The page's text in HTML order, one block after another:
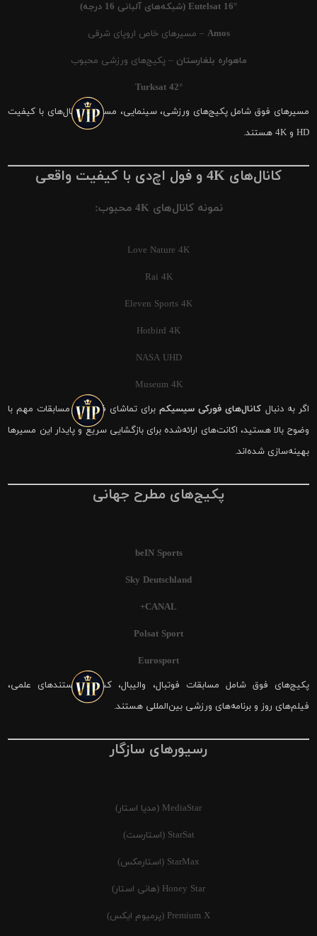
Eutelsat 16° (شبکه‌های آلبانی 16 درجه)
Amos – مسیرهای خاص اروپای شرقی
ماهواره بلغارستان – پکیج‌های ورزشی محبوب
Turksat 42°
مسیرهای فوق شامل پکیج‌های ورزشی، سینمایی، مستند و کانال‌های با کیفیت
HD و 4K هستند.
کانال‌های 4K و فول اچ‌دی با کیفیت واقعی
نمونه کانال‌های 4K محبوب:
Love Nature 4K
Rai 4K
Eleven Sports 4K
Hotbird 4K
NASA UHD
Museum 4K
اگر به دنبال کانال‌های فورکی سیسیکمبرای تماشای فوتبال و مسابقات مهم با
وضوح بالا هستید، اکانت‌های ارائه‌شده برای بازگشایی سریع و پایدار این مسیرها
بهینه‌سازی شده‌اند.
پکیج‌های مطرح جهانی
beIN Sports
Sky Deutschland
CANAL+
Polsat Sport
Eurosport
پکیج‌های فوق شامل مسابقات فوتبال، والیبال، کشتی، مستندهای علمی،
فیلم‌های روز و برنامه‌های ورزشی بین‌المللی هستند.
رسیورهای سازگار
MediaStar (مدیا استار)
StarSat (استارست)
StarMax (استارمکس)
Honey Star (هانی استار)
Premium X (پرمیوم ایکس)